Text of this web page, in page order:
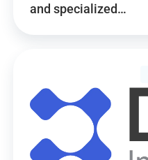
and specialized…